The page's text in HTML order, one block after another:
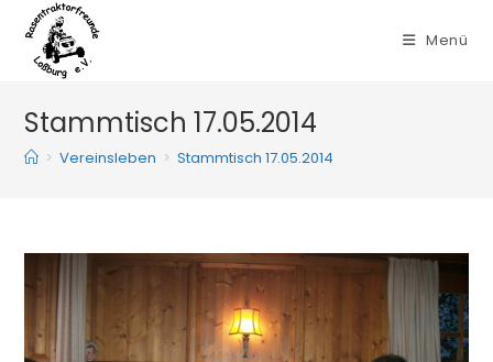
Inhalt
springen
Menü
Stammtisch 17.05.2014
> Vereinsleben > Stammtisch 17.05.2014